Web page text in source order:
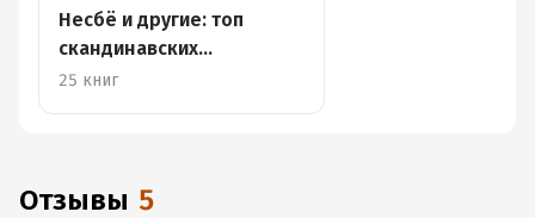
Несбё и другие: топ
скандинавских
детективов
25 книг
Отзывы 5